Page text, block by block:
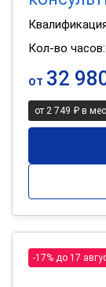
Кол-во часов:
от 32
от 2 749 ₽ в
-17% до 17